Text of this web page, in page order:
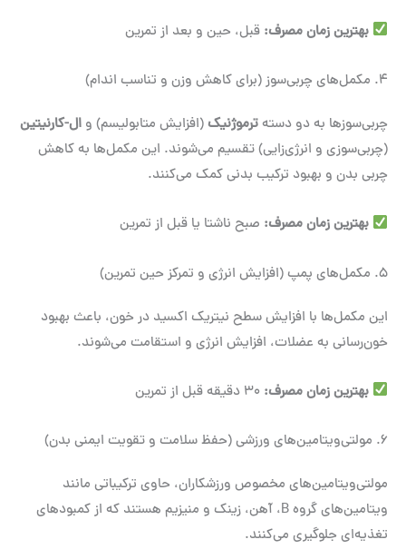
بهترین زمان مصرف: قبل، حین و بعد از تمرین
4. مکمل‌های چربی‌سوز (برای کاهش وزن و تناسب اندام)
چربی‌سوزها به دو دستهترموژنیک (افزایش متابولیسم) و ال-کارنیتین
(چربی‌سوزی و انرژی‌زایی) تقسیم می‌شوند. این مکمل‌ها به کاهش
چربی بدن و بهبود ترکیب بدنی کمک می‌کنند.
بهترین زمان مصرف: صبح ناشتا یا قبل از تمرین
5. مکمل‌های پمپ (افزایش انرژی و تمرکز حین تمرین)
این مکمل‌ها با افزایش سطح نیتریک اکسید در خون، باعث بهبود
خون‌رسانی به عضلات، افزایش انرژی و استقامت می‌شوند.
بهترین زمان مصرف:
6. مولتی‌ویتامین‌های ورزشی (حفظ سلامت و تقویت ایمنی بدن)
مولتی‌ویتامین‌های مخصوص ورزشکاران، حاوی ترکیباتی مانند
ویتامین‌های گروه B، آهن، زینک و منیزیم هستند که از کمبودهای
تغذیه‌ای جلوگیری می‌کنند.